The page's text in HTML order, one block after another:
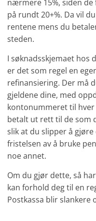
nærmere 15%, siden
på rundt 20+%. Da vil
rentene mens du
steden.
I søknadsskjemaet hos
er det som regel en
refinansiering. Der må
gjeldene dine, med
kontonummeret til
betalt ut rett til de som
slik at du slipper å gjøre
fristelsen av å bruke
noe annet.
Om du gjør dette, så
kan forhold deg til en
Postkassa blir slankere